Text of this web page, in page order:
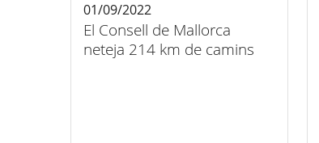
El Consell de Mallorca
neteja 214 km de camins
01/09/2022